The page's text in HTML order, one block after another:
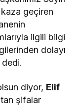
geçiren
ilgili bilgi
dolayı
diyor, Elif
şifalar